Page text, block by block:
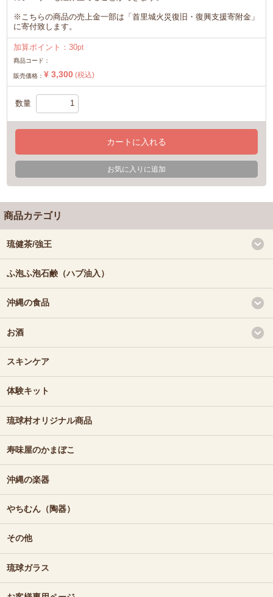
※こちらの商品の売上金一部は「首里城火災復旧・復興支援寄附金」
に寄付致します。
加算ポイント：30pt
商品コード：
販売価格：¥ 3,300 (税込)
数量
カートに入れる
お気に入りに追加
商品カテゴリ
琉健茶/強王
ふ泡ふ泡石鹸（ハブ油入）
沖縄の食品
お酒
スキンケア
体験キット
琉球村オリジナル商品
寿味屋のかまぼこ
沖縄の楽器
やちむん（陶器）
その他
琉球ガラス